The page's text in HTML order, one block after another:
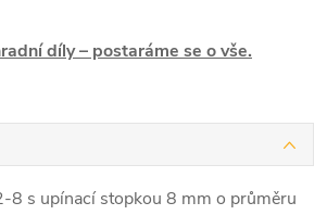
díly – postaráme se o vše.
8 s upínací stopkou 8 mm o průměru